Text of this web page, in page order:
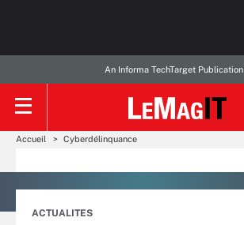
An Informa TechTarget Publication
Accueil Cyberdélinquance
ACTUALITES